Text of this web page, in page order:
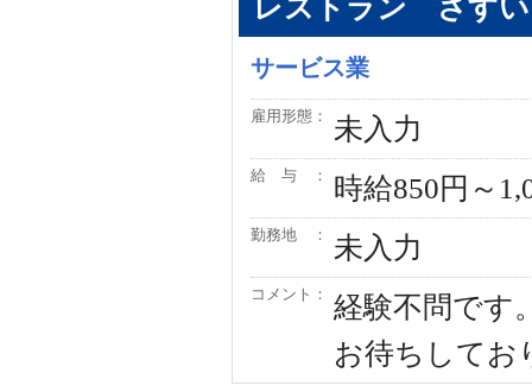
レストラン さす
サービス業
雇用形態： 未入力
給 与 ： 時給850円～
勤務地 ： 未入力
コメント：
経験不問です
お待ちしてお